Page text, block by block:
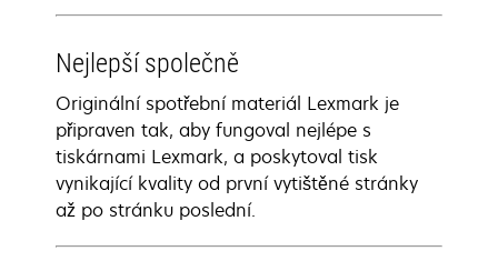
Nejlepší společně
Originální spotřební materiál Lexmark je
připraven tak, aby fungoval nejlépe s
tiskárnami Lexmark, a poskytoval tisk
vynikající kvality od první vytištěné stránky
až po stránku poslední.